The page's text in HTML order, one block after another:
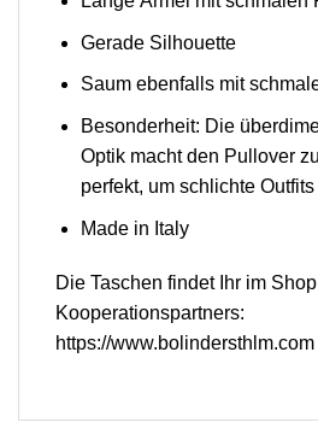
Gerade Silhouette
Saum ebenfalls mit
Besonderheit: Die
Optik macht den Pullover
perfekt, um schlichte
Made in Italy
Die Taschen findet Ihr im
Kooperationspartners:
https://www.bolindersthlm.com